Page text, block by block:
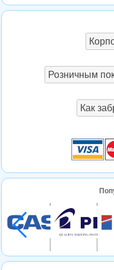
Розничным
Как